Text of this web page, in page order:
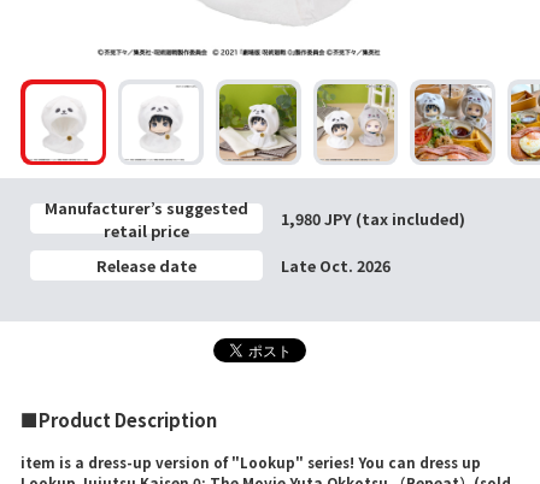
Manufacturer’s suggested
retail price
1,980 JPY (tax included)
Release date Late Oct. 2026
■Product Description
item is a dress-up version of "Lookup" series! You can dress up